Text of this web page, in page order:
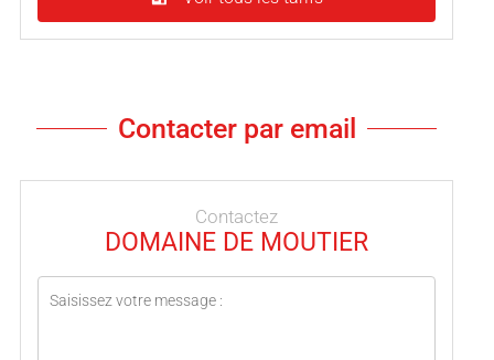
Contacter par email
Contactez
DOMAINE DE MOUTIER